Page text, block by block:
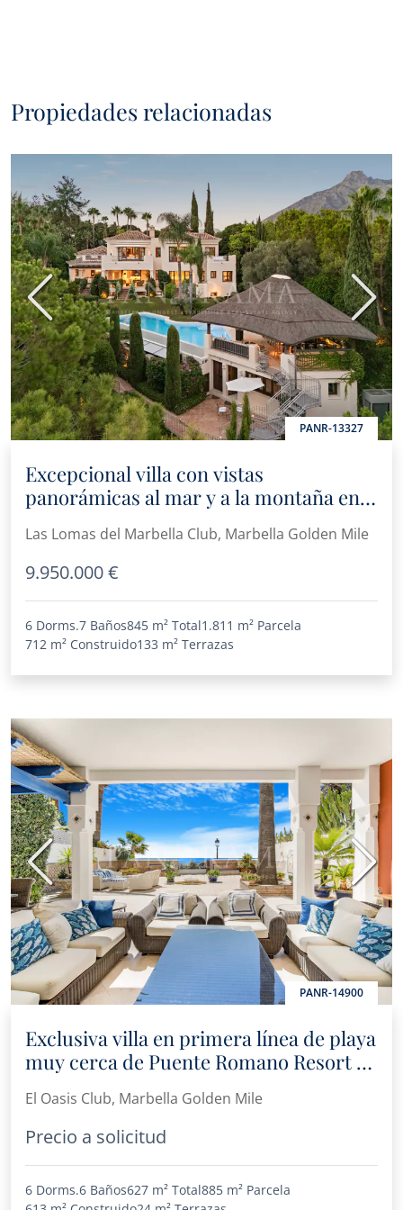
Propiedades relacionadas
PANR-13327
Anterior
Excepcional villa con vistas
panorámicas al mar y a la montaña en
Las Lomas del Marbella Club, Marbella Golden Mile
9.950.000 €
6 Dorms.7 Baños845 m² Total1.811 m² Parcela
712 m² Construido133 m² Terrazas
PANR-14900
Anterior
Exclusiva villa en primera línea de playa
muy cerca de Puente Romano Resort y
El Oasis Club, Marbella Golden Mile
Precio a solicitud
6 Dorms.6 Baños627 m² Total885 m² Parcela